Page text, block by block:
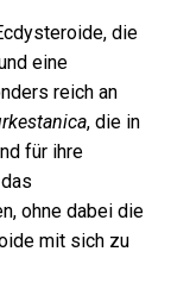
die
eine
reich an
, die in
für ihre
ohne dabei die
mit sich zu